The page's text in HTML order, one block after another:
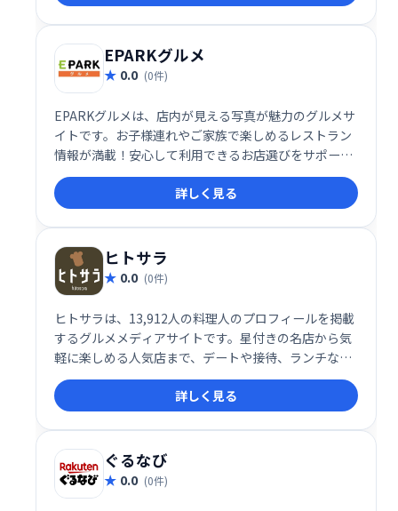
EPARKグルメ
0.0 (0件)
EPARKグルメは、店内が見える写真が魅力のグルメサ
イトです。お子様連れやご家族で楽しめるレストラン
情報が満載！安心して利用できるお店選びをサポート
し、楽しい外食体験を演出します。
詳しく見る
ヒトサラ
0.0 (0件)
ヒトサラは、13,912人の料理人のプロフィールを掲載
するグルメメディアサイトです。星付きの名店から気
軽に楽しめる人気店まで、デートや接待、ランチなど
の目的に合わせたレストラン検索や、プロのシェフが
おすすめするお店も発信しています。
詳しく見る
ぐるなび
0.0 (0件)